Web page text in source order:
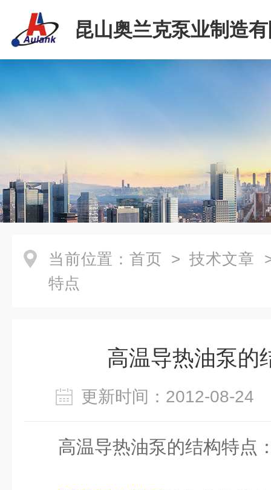
昆山奥兰克泵业制造
当前位置： 首页 > 技术文章
特点
高温导热油泵的
更新时间：2012-08-
高温导热油泵的结构特点